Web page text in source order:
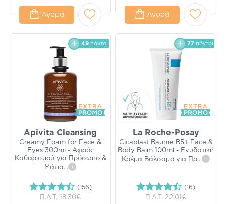
Αγορά Αγορά
49 πόντοι
Apivita Cleansing
Creamy Foam for Face &
Eyes 300ml - Αφρός
Καθαρισμού για Πρόσωπο &
Μάτια... i
(156)
Π.Λ.Τ. 18,30€
77 πόντοι
La Roche-Posay
Cicaplast Baume B5+ Face &
Body Balm 100ml - Ενυδατική
Κρέμα Βάλσαμο για Πρ... i
(16)
Π.Λ.Τ. 22,01€